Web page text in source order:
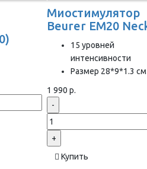
Миостимулятор
Beurer EM20
15 уровней
интенсивности
Размер 28*9*1.3 cм
1 990 р.
-
+
Купить